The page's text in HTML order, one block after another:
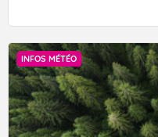
INFOS MÉTÉO